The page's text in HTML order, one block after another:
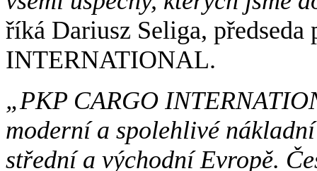
říká Dariusz Seliga,
INTERNATIONAL.
„PKP CARGO
moderní a spolehlivé
střední a východní Evropě.